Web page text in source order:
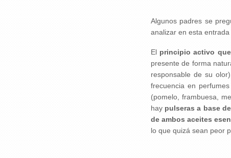
Algunos padres se
analizar en esta
El principio activo
presente de forma
responsable de su
frecuencia en
(pomelo, frambuesa,
hay pulseras a base
de ambos aceites
lo que quizá sean peor